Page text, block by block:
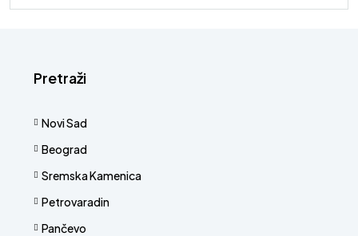
Pretraži
Novi Sad
Beograd
Sremska Kamenica
Petrovaradin
Pančevo